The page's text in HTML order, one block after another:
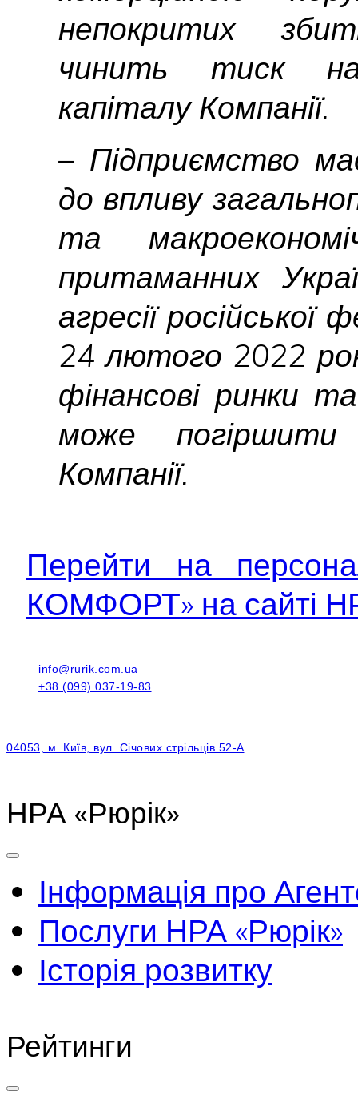
непокритих
чинить тиск на
капіталу Компанії.
– Підприємство
до впливу
та
притаманних
агресії російської
24 лютого 2022
фінансові ринки
може погіршити
Компанії.
Перейти на
КОМФОРТ» на сайті
info@rurik.com.ua
+38 (099) 037-19-83
04053, м. Київ, вул. Січових стрільців 52-А
НРА «Рюрік»
Інформація про
Послуги НРА «Рюрік»
Історія розвитку
Рейтинги